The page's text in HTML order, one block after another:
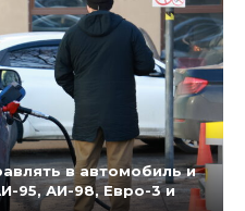
в автомобиль и
95, АИ-98, Евро-3 и